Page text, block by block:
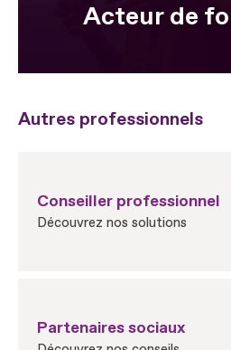
Acteur de
Autres professionnels
Conseiller professionnel
Découvrez nos solutions
Partenaires sociaux